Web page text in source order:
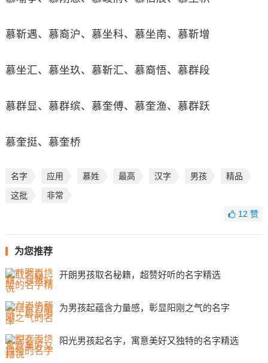
慕靳遇、慕裔沪、慕坐科、慕坐南、慕靳增
慕坐汇、慕坐玖、慕靳汇、慕裔悟、慕群段
慕群显、慕群缤、慕奎傅、慕奎渔、慕群跃
慕奎挺、慕奎桥
名字 应用 慕姓 最高 汉字 男孩
精品
这批
非常
12赞
为您推荐
开朗男孩取名秘籍，超赞好听的名字精选
为男孩起蕴含力量感，彰显阳刚之气的名字
阳光男孩起名字，寓意美好又独特的名字精选